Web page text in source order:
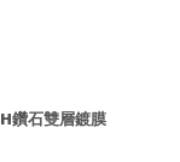
石雙層鍍膜